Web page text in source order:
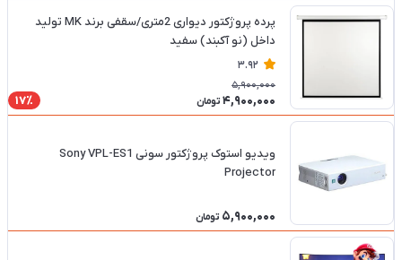
پرده پروژکتور دیواری 2متری/سقفی برند MK تولید
داخل (نو آکبند) سفید
3.92
5,900,000
4,900,000 تومان 17٪
ویدیو استوک پروژکتور سونی Sony VPL-ES1
Projector
5,900,000 تومان